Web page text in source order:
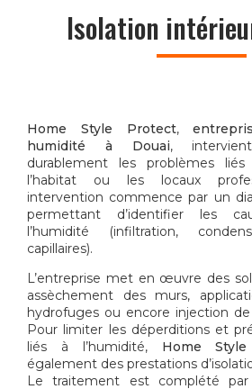
Isolation
Home Style Protect,
humidité à Douai,
durablement les problèmes
l’habitat ou les locaux
intervention commence par un
permettant d’identifier les
l’humidité (infiltration,
capillaires).
L’entreprise met en œuvre des
assèchement des murs,
hydrofuges ou encore injection
Pour limiter les déperditions et
liés à l’humidité, Home
également des prestations
Le traitement est complété